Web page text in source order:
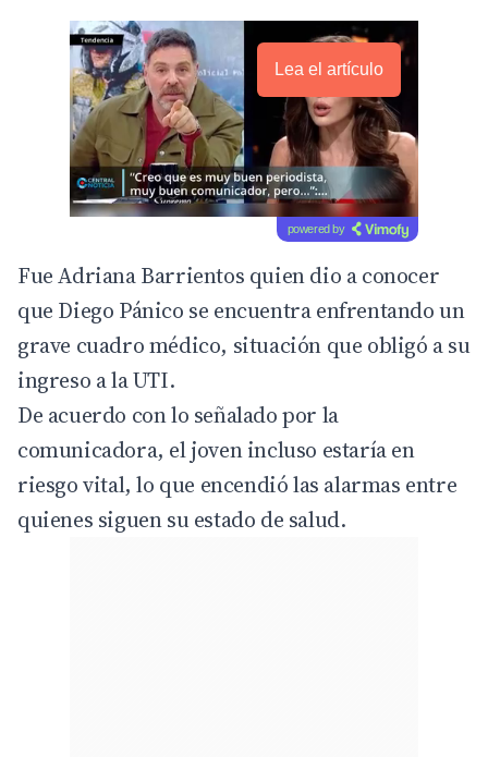
Lea el artículo
powered by
Fue Adriana Barrientos quien dio a conocer
que Diego Pánico se encuentra enfrentando un
grave cuadro médico, situación que obligó a su
ingreso a la UTI.
De acuerdo con lo señalado por la
comunicadora, el joven incluso estaría en
riesgo vital, lo que encendió las alarmas entre
quienes siguen su estado de salud.